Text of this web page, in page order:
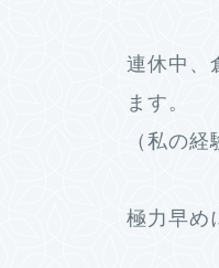
連休中、
ます。
（私の
極力早め